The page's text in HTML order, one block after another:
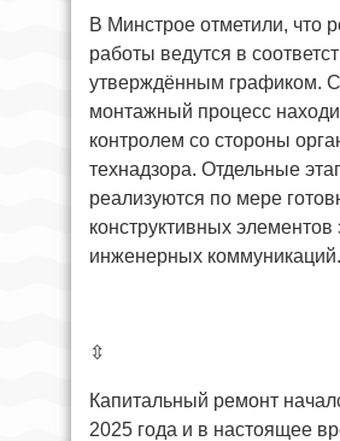
В Минстрое отметили, что
работы ведутся в
утверждённым графиком.
монтажный процесс
контролем со стороны
технадзора. Отдельные
реализуются по мере
конструктивных элементов
инженерных коммуникаций.
⇳
Капитальный ремонт
2025 года и в настоящее